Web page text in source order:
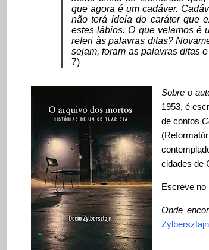
que agora é um cadáver.
não terá ideia do caráter que
estes lábios. O que velamos é
referi às palavras ditas?
sejam, foram as palavras ditas
7)
Sobre o
1953, é
de contos
cidades de
Escreve no
Onde
Zylbersztajn